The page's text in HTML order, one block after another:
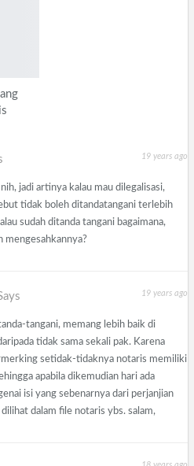
19 years ago
jadi artinya kalau mau dilegalisasi,
tidak boleh ditandatangani terlebih
sudah ditanda tangani bagaimana,
mengesahkannya?
19 years ago
tangani, memang lebih baik di
tidak sama sekali pak. Karena
setidak-tidaknya notaris memiliki
apabila dikemudian hari ada
isi yang sebenarnya dari perjanjian
dalam file notaris ybs. salam,